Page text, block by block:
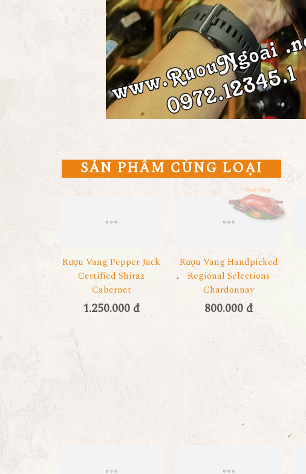
SẢN PHẨM CÙNG LOẠI
Rượu Vang Pepper Jack
Certified Shiraz
Cabernet
1.250.000 đ
Rượu Vang Handpicked
Regional Selections
Chardonnay
800.000 đ